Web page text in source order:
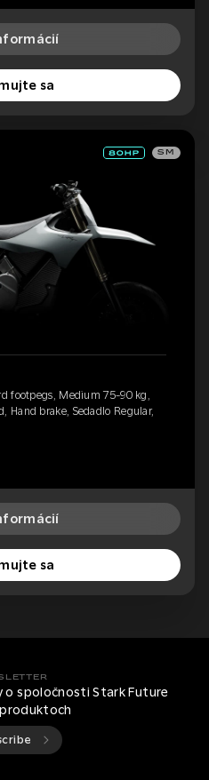
sa
SM
footpegs, Medium 75-90 kg,
brake, Sedadlo Regular,
sa
o spoločnosti Stark Future